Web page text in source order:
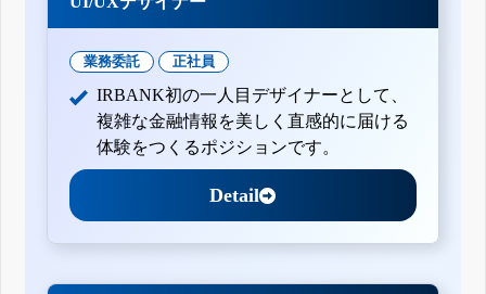
業務委託 正社員
IRBANK初の一人目デザイナーとして、
複雑な金融情報を美しく直感的に届ける
体験をつくるポジションです。
Detail